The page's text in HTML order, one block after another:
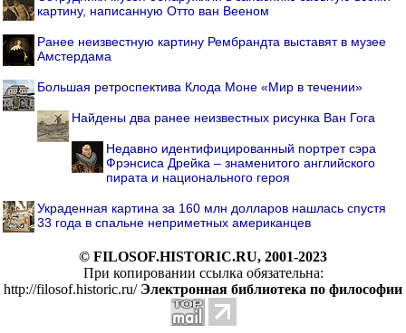
картину, написанную Отто ван Вееном
Ранее неизвестную картину Рембрандта выставят в музее
Амстердама
Большая ретроспектива Клода Моне «Мир в течении»
Найдены два ранее неизвестных рисунка Ван Гога
Недавно идентифицированный портрет сэра
Фрэнсиса Дрейка – знаменитого английского
пирата и национального героя
Украденная картина за 160 млн долларов нашлась спустя
33 года в спальне неприметных американцев
© FILOSOF.HISTORIC.RU, 2001-2023
При копировании ссылка обязательна:
http://filosof.historic.ru/ Электронная библиотека по философии